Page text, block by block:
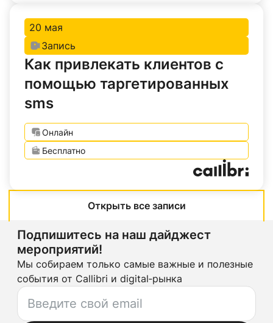
20 мая
Запись
Как привлекать клиентов с
помощью таргетированных
sms
Онлайн
Бесплатно
Открыть все записи
Подпишитесь на наш дайджест
мероприятий!
Мы собираем только самые важные и полезные
события от Callibri и digital‑рынка